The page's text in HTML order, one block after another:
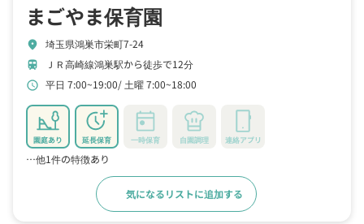
まごやま保育園
location_on 埼玉県鴻巣市栄町7-24
train ＪＲ高崎線鴻巣駅から徒歩で12分
schedule 平日 7:00~19:00 土曜 7:00~18:00
園庭あり 延長保育 一時保育 自園調理 連絡アプリ
…他1件の特徴あり
気になるリストに追加する